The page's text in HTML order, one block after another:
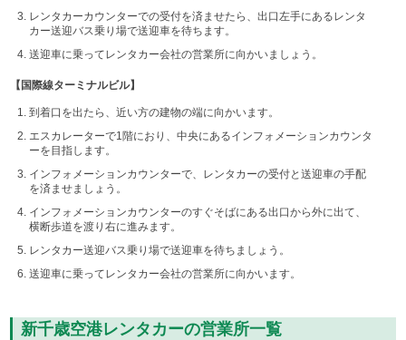
レンタカーカウンターでの受付を済ませたら、出口左手にあるレンタ
カー送迎バス乗り場で送迎車を待ちます。
送迎車に乗ってレンタカー会社の営業所に向かいましょう。
【国際線ターミナルビル】
到着口を出たら、近い方の建物の端に向かいます。
エスカレーターで1階におり、中央にあるインフォメーションカウンタ
ーを目指します。
インフォメーションカウンターで、レンタカーの受付と送迎車の手配
を済ませましょう。
インフォメーションカウンターのすぐそばにある出口から外に出て、
横断歩道を渡り右に進みます。
レンタカー送迎バス乗り場で送迎車を待ちましょう。
送迎車に乗ってレンタカー会社の営業所に向かいます。
新千歳空港レンタカーの営業所一覧